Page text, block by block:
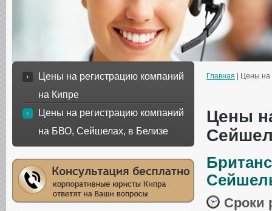
Цены на регистрацию компаний
на Кипре
Цены на регистрацию компаний
на БВО, Сейшелах, в Белизе
Главная | Цены на
Цены
Сроки